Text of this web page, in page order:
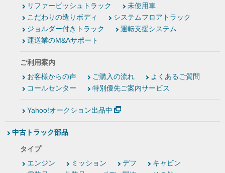
リファービッシュトラック
未使用車
こだわりの造りボディ
システムフロアトラック
ジョルダー付きトラック
運転支援システム
運送業のM&Aサポート
ご利用案内
お客様からの声
ご購入の流れ
よくあるご質問
コールセンター
特別優先ご案内サービス
Yahoo!オークション出品中
中古トラック部品
タイプ
エンジン
ミッション デフ
キャビン